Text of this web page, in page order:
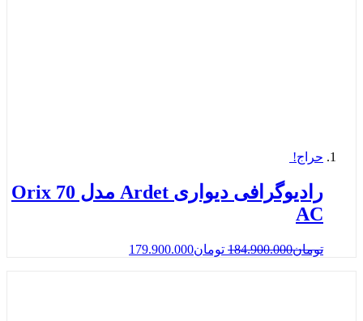
حراج!
رادیوگرافی دیواری Ardet مدل Orix 70
AC
تومان184.900.000 تومان179.900.000